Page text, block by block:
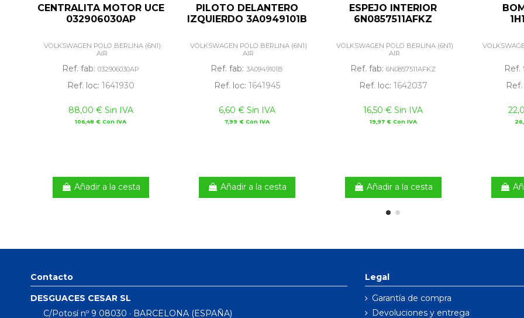
CENTRALITA MOTOR UCE
032906030AP
VOLKSWAGEN POLO BERLINA (6N1)
AIR
Ref. fab: 032906030AP
Ref. loc: 1641930
88,00 € Sin IVA
106,48 € Con IVA
Añadir a la cesta
PILOTO DELANTERO
IZQUIERDO 3A0949101B
VOLKSWAGEN POLO BERLINA (6N1)
AIR
Ref. fab: 3A0949101B
Ref. loc: 1641945
6,60 € Sin IVA
7,99 € Con IVA
Añadir a la cesta
ESPEJO INTERIOR
6N0857511AFKZ
VOLKSWAGEN POLO BERLINA (6N1)
AIR
Ref. fab: 6N0857511AFKZ
Ref. loc: 1642037
16,50 € Sin IVA
19,97 € Con IVA
Añadir a la cesta
Ref.
Contacto
DESGUACES CESAR SL
C/Potosí nº 9 08030 · BARCELONA (ESPAÑA)
Legal
Garantía de compra
Devoluciones y entrega